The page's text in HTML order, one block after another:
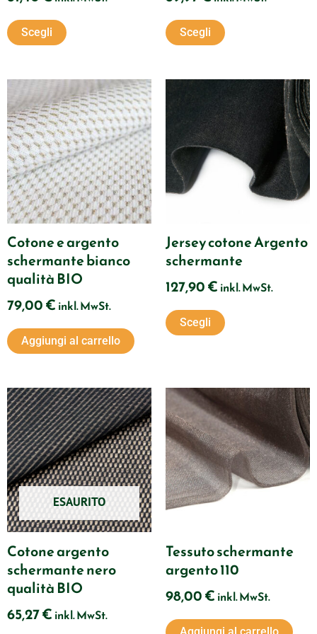
Scegli
del
Scegli
del
Cotone e argento
schermante bianco
qualità BIO
79,00€ inkl. MwSt.
Aggiungi al carrello
Jersey cotone Argento
schermante
127,90€ inkl. MwSt.
Scegli
Questo
prodotto
ha
più
varianti.
essere
scelte
nella
del
ESAURITO
Cotone argento
schermante nero
qualità BIO
65,27€ inkl. MwSt.
Tessuto schermante
argento 110
98,00€ inkl. MwSt.